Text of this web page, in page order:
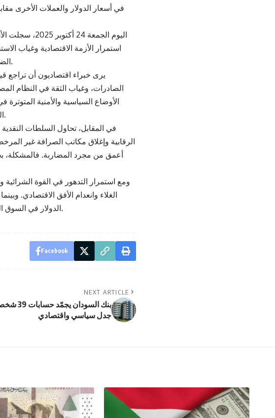
في أسعار الدولار والعملات الأخرى
اليوم الجمعة
استمرار الأزمة الاقتصادية وغياب
الضغوط المالية التي فشلت السياسات الحكومية حتى الآن في احتوائها.
يرى خبراء اقتصاديون أن تراجع
الصادرات، وغياب الثقة في النظام
الأوضاع السياسية والأمنية المتوترة
السوق الموازي كمصدر رئيسي لتلبية احتياجاتهم من العملات الصعبة.
في المقابل، تحاول السلطات
الرقابية وإغلاق مكاتب الصرافة غير
أعمق من مجرد المضاربة. فالمشكلة،
ومع استمرار التدهور في القوة
الغلاء وانعدام الأفق الاقتصادي.
الدولار في السوق الموازي مؤشراً يومياً على عمق الأزمة التي تضرب البلاد من جذورها.
Facebook
NEXT ARTICLE
بنك
جدل سياسي واقتصادي